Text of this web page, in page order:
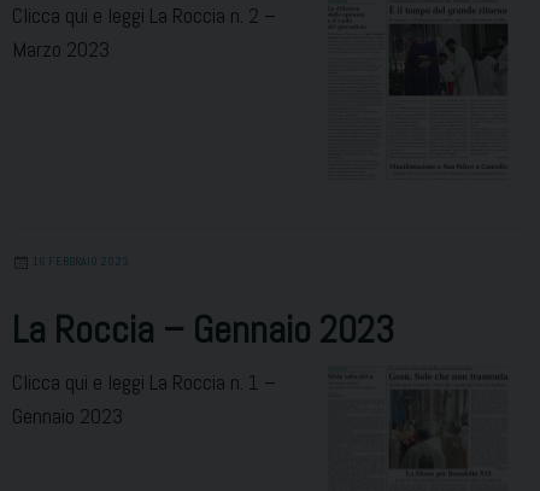
Clicca qui e leggi La Roccia n. 2 –
Marzo 2023
16 FEBBRAIO 2023
La Roccia – Gennaio 2023
Clicca qui e leggi La Roccia n. 1 –
Gennaio 2023